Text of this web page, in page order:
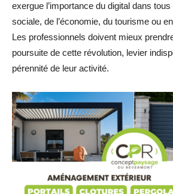
exergue l’importance du digital dans
sociale, de l’économie, du tourisme ou
Les professionnels doivent mieux
poursuite de cette révolution, levier
pérennité de leur activité.